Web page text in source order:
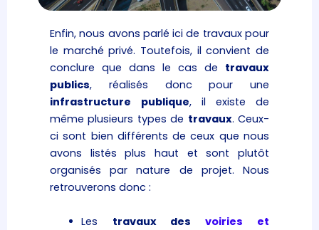
Enfin, nous avons parlé ici de travaux pour
le marché privé. Toutefois, il convient de
conclure que dans le cas de travaux
publics, réalisés donc pour une
infrastructure
publique, il existe de
même plusieurs types de travaux. Ceux-
ci sont bien différents de ceux que nous
avons listés plus haut et sont plutôt
organisés par nature de projet. Nous
retrouverons donc :
Les travaux desvoiries et